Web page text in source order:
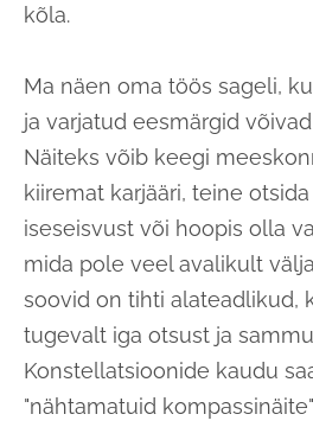
kõla.
Ma näen oma töös sageli,
ja varjatud eesmärgid
Näiteks võib keegi
kiiremat karjääri, teine
iseseisvust või hoopis olla
mida pole veel avalikult
soovid on tihti alateadlikud,
tugevalt iga otsust ja
Konstellatsioonide kaudu
"nähtamatuid